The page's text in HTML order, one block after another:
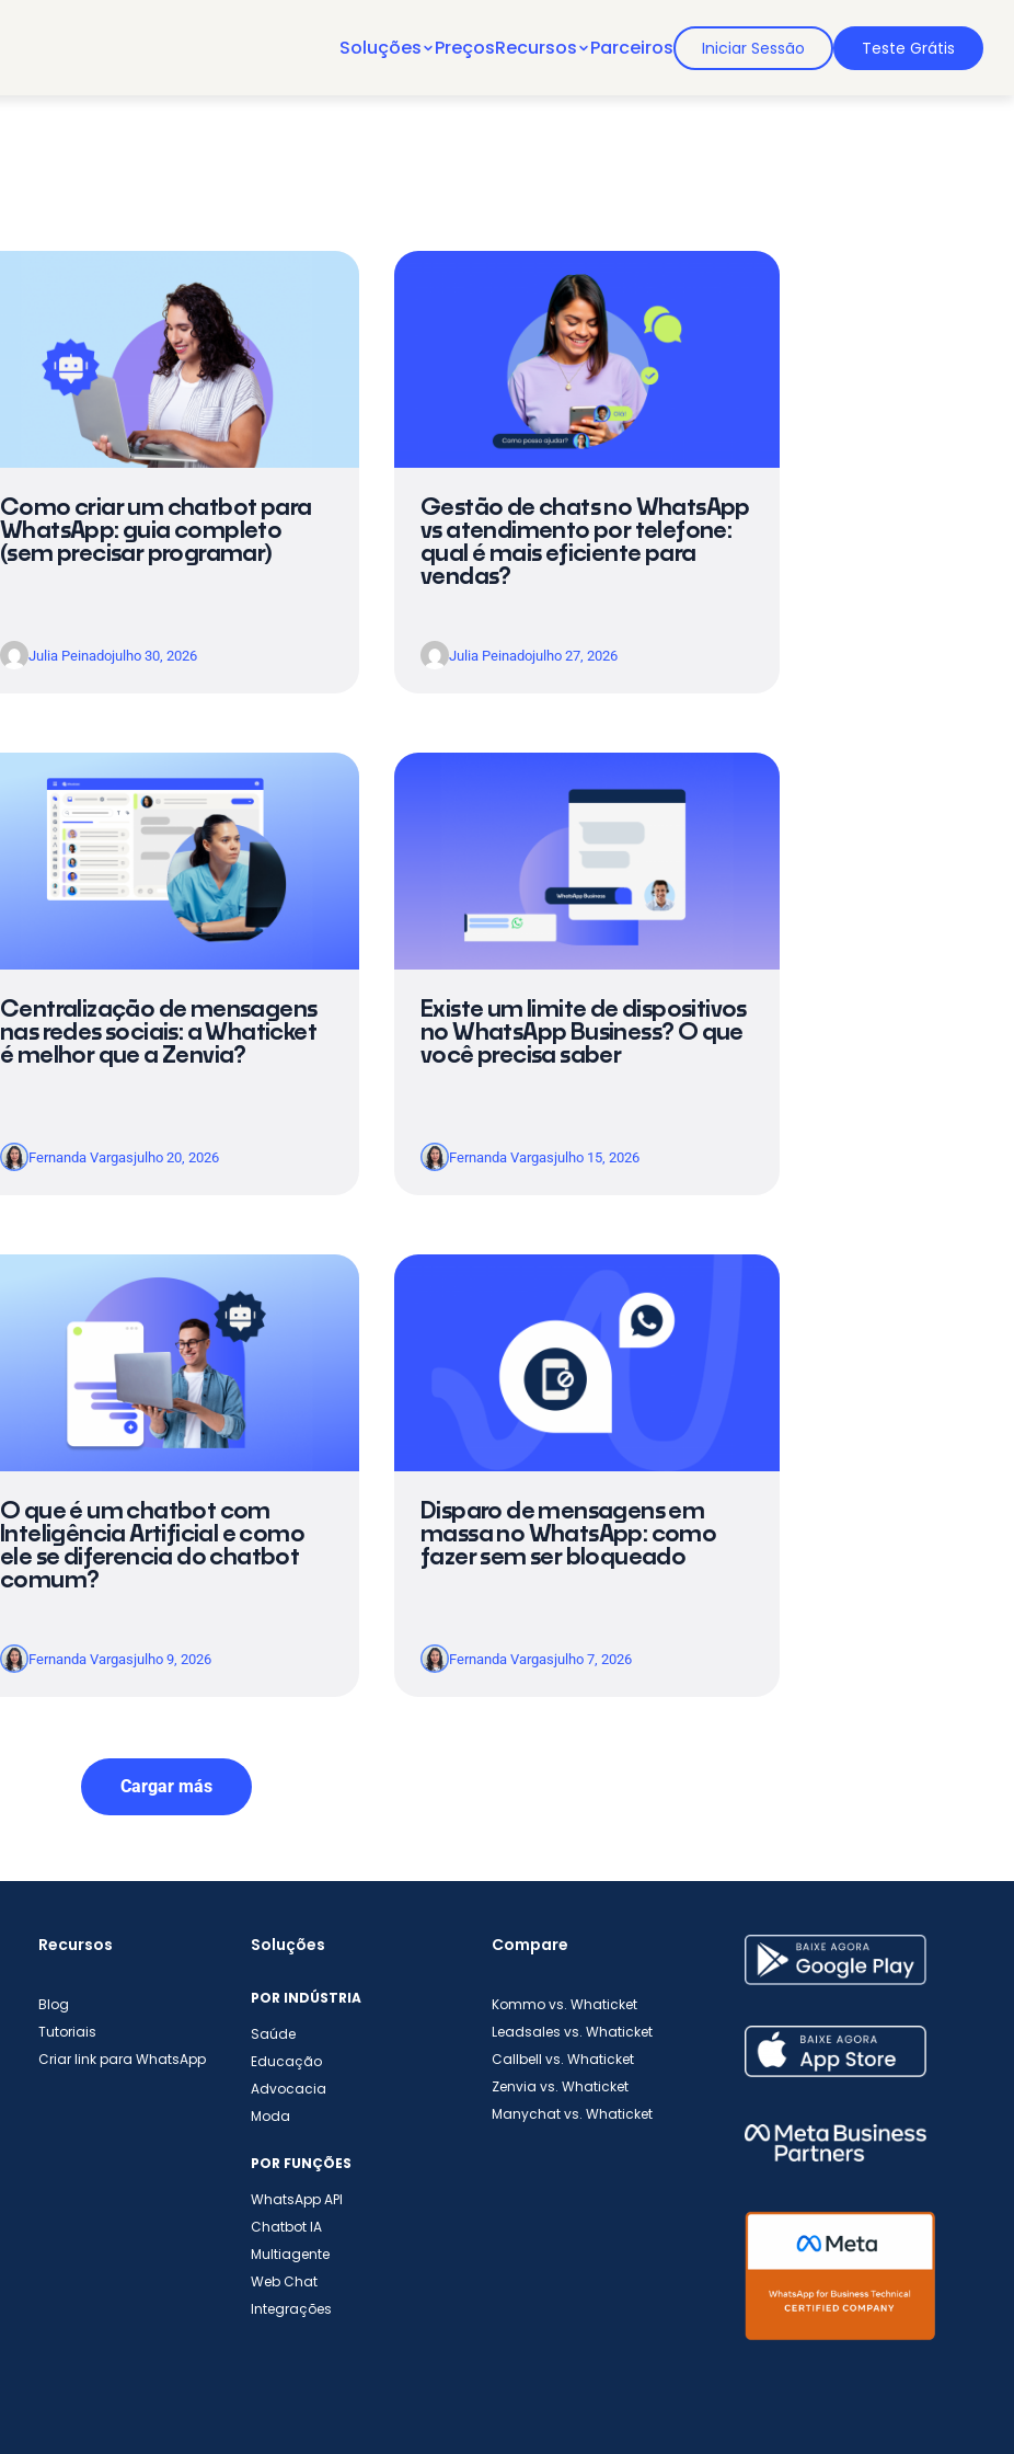
Soluções PreçosRecursos Parceiros Iniciar Sessão Teste Grátis
Como criar um chatbot para
WhatsApp: guia completo
(sem precisar programar)
Julia Peinadojulho 30, 2026
Gestão de chats no WhatsApp
vs atendimento por telefone:
qual é mais eficiente para
vendas?
Julia Peinadojulho 27, 2026
Centralização de mensagens
nas redes sociais: a Whaticket
é melhor que a Zenvia?
Fernanda Vargasjulho 20, 2026
Existe um limite de dispositivos
no WhatsApp Business? O que
você precisa saber
Fernanda Vargasjulho 15, 2026
O que é um chatbot com
Inteligência Artificial e como
ele se diferencia do chatbot
comum?
Fernanda Vargasjulho 9, 2026
Disparo de mensagens em
massa no WhatsApp: como
fazer sem ser bloqueado
Fernanda Vargasjulho 7, 2026
Cargar más
Recursos
Blog
Tutoriais
Criar link para WhatsApp
Soluções
POR INDÚSTRIA
Saúde
Educação
Advocacia
Moda
POR FUNÇÕES
WhatsApp API
Chatbot IA
Multiagente
Web Chat
Integrações
Compare
Kommo vs. Whaticket
Leadsales vs. Whaticket
Callbell vs. Whaticket
Zenvia vs. Whaticket
Manychat vs. Whaticket